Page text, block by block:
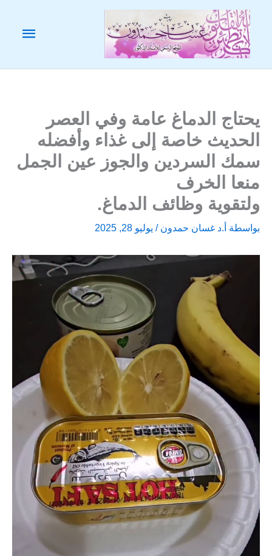
تخطي
المحتوى
يحتاج الدماغ عامة وفي العصر
الحديث خاصة إلى غذاء وأفضله
سمك السردين والجوز عين الجمل
منعا الخرف
ولتقوية وظائف الدماغ.
بواسطة أ.د غسان حمدون/ يوليو 28, 2025